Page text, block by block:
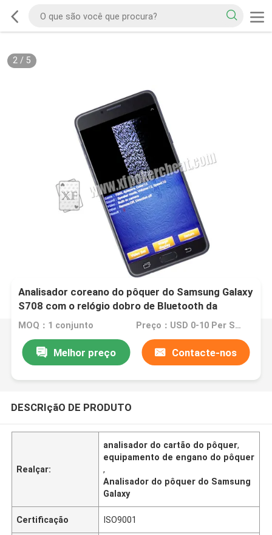
2/ 5
Analisador coreano do pôquer do Samsung Galaxy
S708 com o relógio dobro de Bluetooth da
câmera
MOQ：1 conjunto Preço：USD 0-10 Per Set
Melhor preço Contacte-nos
DESCRIçãO DE PRODUTO
Realçar:
analisador do cartão do pôquer,
equipamento de engano do pôquer
,
Analisador do pôquer do Samsung
Galaxy
Certificação ISO9001